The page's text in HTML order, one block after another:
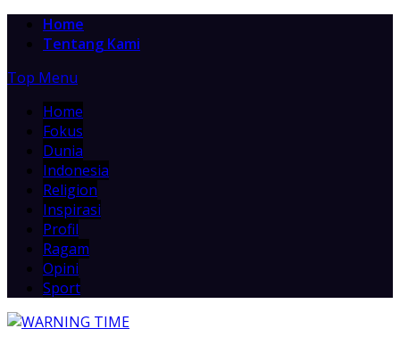
Home
Tentang Kami
Top Menu
Home
Fokus
Dunia
Indonesia
Religion
Inspirasi
Profil
Ragam
Opini
Sport